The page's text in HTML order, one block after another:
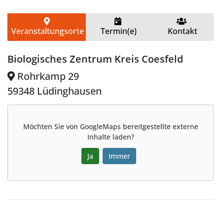
Veranstaltungsorte Termin(e) Kontakt
Biologisches Zentrum Kreis Coesfeld
Rohrkamp 29
59348 Lüdinghausen
Möchten Sie von GoogleMaps bereitgestellte externe
Inhalte laden?
Ja Immer